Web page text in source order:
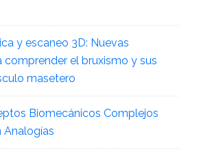
y escaneo 3D: Nuevas
comprender el bruxismo y sus
masetero
Biomecánicos Complejos
Analogías